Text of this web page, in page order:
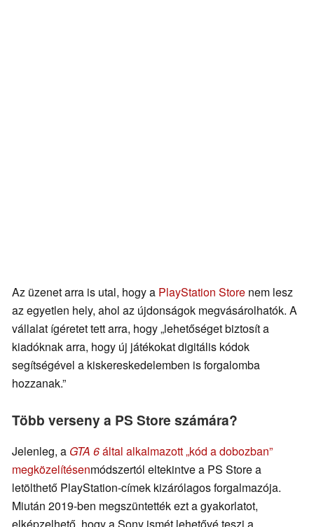
Az üzenet arra is utal, hogy a PlayStation Store nem lesz
az egyetlen hely, ahol az újdonságok megvásárolhatók. A
vállalat ígéretet tett arra, hogy „lehetőséget biztosít a
kiadóknak arra, hogy új játékokat digitális kódok
segítségével a kiskereskedelemben is forgalomba
hozzanak.”
Több verseny a PS Store számára?
Jelenleg, a GTA 6által alkalmazott „kód a dobozban”
megközelítésenmódszertól eltekintve a PS Store a
letölthető PlayStation-címek kizárólagos forgalmazója.
Miután 2019-ben megszüntették ezt a gyakorlatot,